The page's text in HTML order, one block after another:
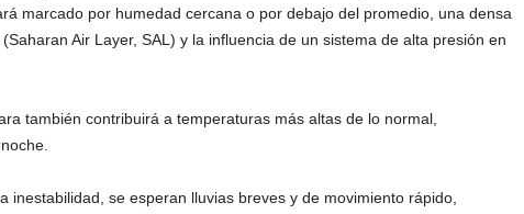
marcado por humedad cercana o por debajo del promedio, una densa
Air Layer, SAL) y la influencia de un sistema de alta presión en
también contribuirá a temperaturas más altas de lo normal,
inestabilidad, se esperan lluvias breves y de movimiento rápido,